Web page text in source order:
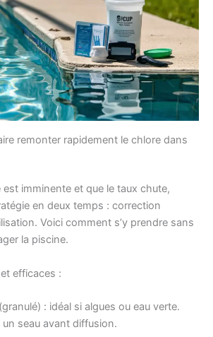
remonter rapidement le chlore dans
est imminente et que le taux chute,
en deux temps : correction
Voici comment s’y prendre sans
la piscine.
efficaces :
(granulé) : idéal si algues ou eau verte.
seau avant diffusion.